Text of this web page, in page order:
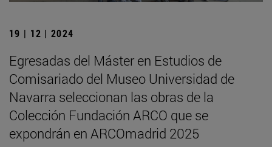
19 | 12 | 2024
Egresadas del Máster en Estudios de
Comisariado del Museo Universidad de
Navarra seleccionan las obras de la
Colección Fundación ARCO que se
expondrán en ARCOmadrid 2025